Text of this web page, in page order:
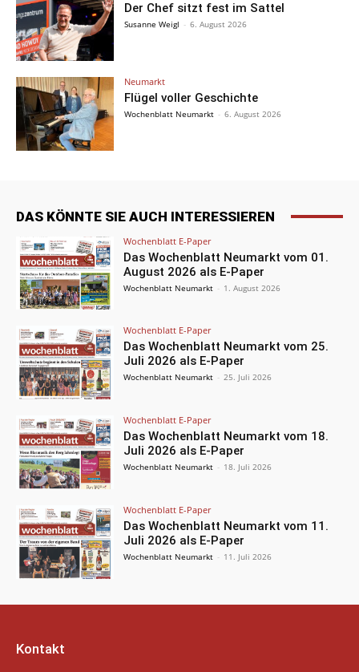
Der Chef sitzt fest im Sattel
Susanne Weigl - 6. August 2026
Neumarkt
Flügel voller Geschichte
Wochenblatt Neumarkt - 6. August 2026
DAS KÖNNTE SIE AUCH INTERESSIEREN
Wochenblatt E-Paper
Das Wochenblatt Neumarkt vom 01.
August 2026 als E-Paper
Wochenblatt Neumarkt - 1. August 2026
Wochenblatt E-Paper
Das Wochenblatt Neumarkt vom 25.
Juli 2026 als E-Paper
Wochenblatt Neumarkt - 25. Juli 2026
Wochenblatt E-Paper
Das Wochenblatt Neumarkt vom 18.
Juli 2026 als E-Paper
Wochenblatt Neumarkt - 18. Juli 2026
Wochenblatt E-Paper
Das Wochenblatt Neumarkt vom 11.
Juli 2026 als E-Paper
Wochenblatt Neumarkt - 11. Juli 2026
Kontakt